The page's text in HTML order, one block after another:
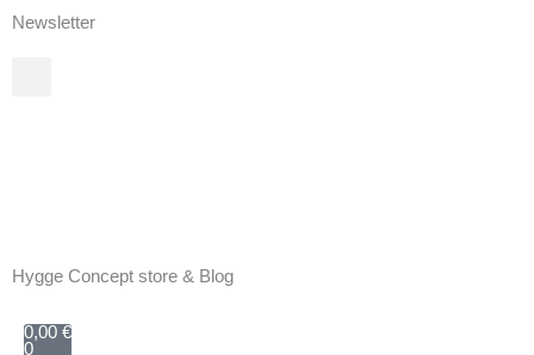
ZumNewsletter
Hygge Concept store & Blog
0,00 €
0
Warenkorb